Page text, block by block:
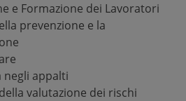
e Formazione dei Lavoratori
prevenzione e la
negli appalti
valutazione dei rischi